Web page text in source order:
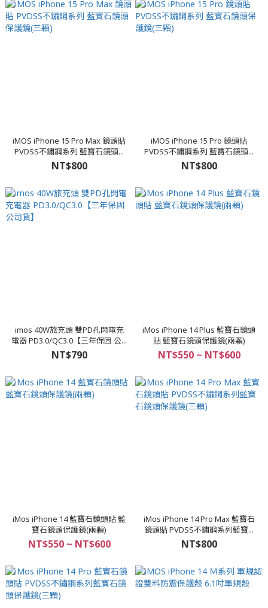
iMOS iPhone 15 Pro Max 鏡頭貼
PVDSS不鏽鋼系列 藍寶石鏡頭...
NT$800
iMOS iPhone 15 Pro 鏡頭貼
PVDSS不鏽鋼系列 藍寶石鏡頭...
NT$800
imos 40W旅充頭 雙PD孔閃電充
電器 PD3.0/QC3.0【三年保固 公...
NT$790
iMos iPhone 14 Plus 藍寶石鏡頭
貼 藍寶石鏡頭保護鏡(兩顆)
NT$550 ~ NT$600
iMos iPhone 14 藍寶石鏡頭貼 藍
寶石鏡頭保護鏡(兩顆)
NT$550 ~ NT$600
iMos iPhone 14 Pro Max 藍寶石
鏡頭貼 PVDSS不鏽鋼系列藍寶...
NT$800